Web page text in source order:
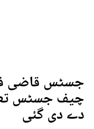
جسٹس قاضی
چیف جسٹس
دے دی گئی